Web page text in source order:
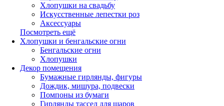
Хлопушки на свадьбу
Искусственные лепестки роз
Аксессуары
Посмотреть ещё
Хлопушки и бенгальские огни
Бенгальские огни
Хлопушки
Декор помещения
Бумажные гирлянды, фигуры
Дождик, мишура, подвески
Помпоны из бумаги
Гирлянды тассел для шаров